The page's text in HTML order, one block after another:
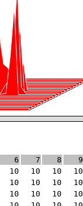
6 7 8 9
10 10 10 10
10 10 10 10
10 10 10 10